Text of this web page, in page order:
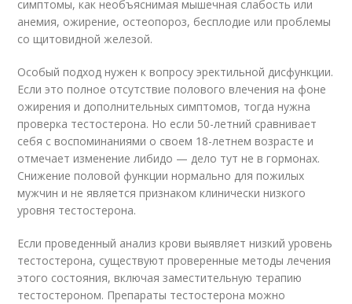
симптомы, как необъяснимая мышечная слабость или
анемия, ожирение, остеопороз, бесплодие или проблемы
со щитовидной железой.
Особый подход нужен к вопросу эректильной дисфункции.
Если это полное отсутствие полового влечения на фоне
ожирения и дополнительных симптомов, тогда нужна
проверка тестостерона. Но если 50-летний сравнивает
себя с воспоминаниями о своем 18-летнем возрасте и
отмечает изменение либидо — дело тут не в гормонах.
Снижение половой функции нормально для пожилых
мужчин и не является признаком клинически низкого
уровня тестостерона.
Если проведенный анализ крови выявляет низкий уровень
тестостерона, существуют проверенные методы лечения
этого состояния, включая заместительную терапию
тестостероном. Препараты тестостерона можно